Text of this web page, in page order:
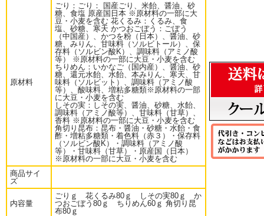
手土産や中元・歳暮・お礼などにおすすめ
■すみげん人気の佃煮6種類を詰合せに致しました。
■ごり、上花くるみ、紫蘇の実、ちりめん、かつおごぼう、角切り昆布各１袋。
■頂き物のお礼、お中元・お歳暮のご贈答用に。
また、内祝いや引き出物等にもお使い下さい。
■保存方法：常温保存（開封後はお早めに）
原材料
ごり：ごり： 国産ごり、米飴、醤油、砂
糖、食塩 原産国日本 ※原材料の一部に大
豆・小麦を含む 花くるみ：くるみ、食
塩、砂糖、寒天 かつおごぼう：ごぼう
（中国産）、かつを粉（日本）、醤油、砂
糖、みりん、甘味料（ソルビトール）、保
存料（ソルビン酸K）、調味料（アミノ酸
等） ※原材料の一部に大豆・小麦を含む
ちりめん：いかなご（国内産）、醤油、砂
糖、還元水飴、水飴、本みりん、寒天、甘
味料（ソルビット）、調味料（アミノ酸
等）、酸味料、増粘多糖類※原材料の一部
に大豆・小麦を含む
しその実：しその実、醤油、砂糖、水飴、
調味料（アミノ酸等）、甘味料（甘草）、
香料 ※原材料の一部に大豆・小麦を含む
角切り昆布：昆布・醤油・砂糖・水飴・食
酢・増粘多糖類・着色料（赤３）・保存料
（ソルビン酸K）・調味料（アミノ酸
等）・甘味料（甘草）・原産国（日本）
※原材料の一部に大豆・小麦を含む
商品サイ
ズ
内容量
ごりｇ 花くるみ80ｇ しその実80ｇ か
つおごぼう80ｇ ちりめん60ｇ 角切り昆
布80ｇ